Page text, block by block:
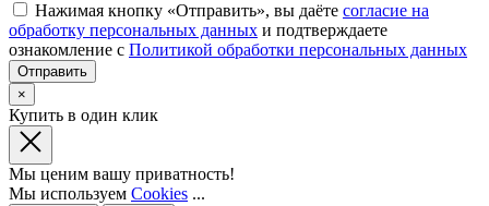
Нажимая кнопку «Отправить», вы даёте согласие на
обработку персональных данных и подтверждаете
ознакомление с Политикой обработки персональных данных
×
Купить в один клик
Мы ценим вашу приватность!
Мы используем Cookies ...